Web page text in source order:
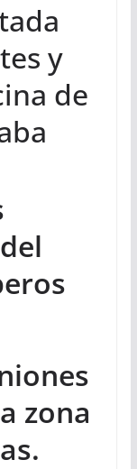
y
de
zona